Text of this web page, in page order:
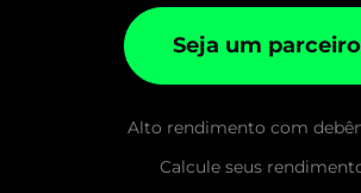
Seja um parceiro
Alto rendimento com
Calcule seus